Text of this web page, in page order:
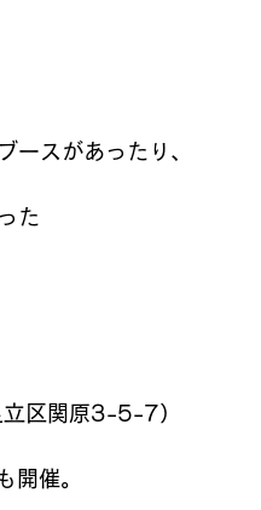
ースがあったり、
た
区関原3-5-7）
催。